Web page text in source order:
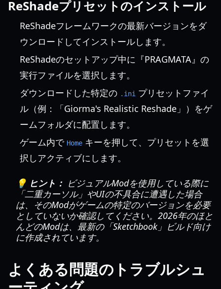
ReShadeプリセットのインストール
ReShadeフレームワークの最新バージョンをダ
ウンロードしてインストールします。
ReShadeのセットアップ中に『PRAGMATA』の
実行ファイルを選択します。
ダウンロードした特定の .ini プリセットファイ
ル（例：「Giorma's Realistic Reshade」）をゲ
ームフォルダに配置します。
ゲーム内で Home キーを押して、プリセットを選
択しアクティブにします。
💡 ヒント： ビジュアルModを使用している際に
「二重カーソル」やUIの不具合に遭遇した場合
は、そのModがゲームの特定のバージョンを必要
としていないか確認してください。2026年のほと
んどのModは、最新の「Sketchbook」ビルド向け
に作成されています。
よくある問題のトラブルシュ